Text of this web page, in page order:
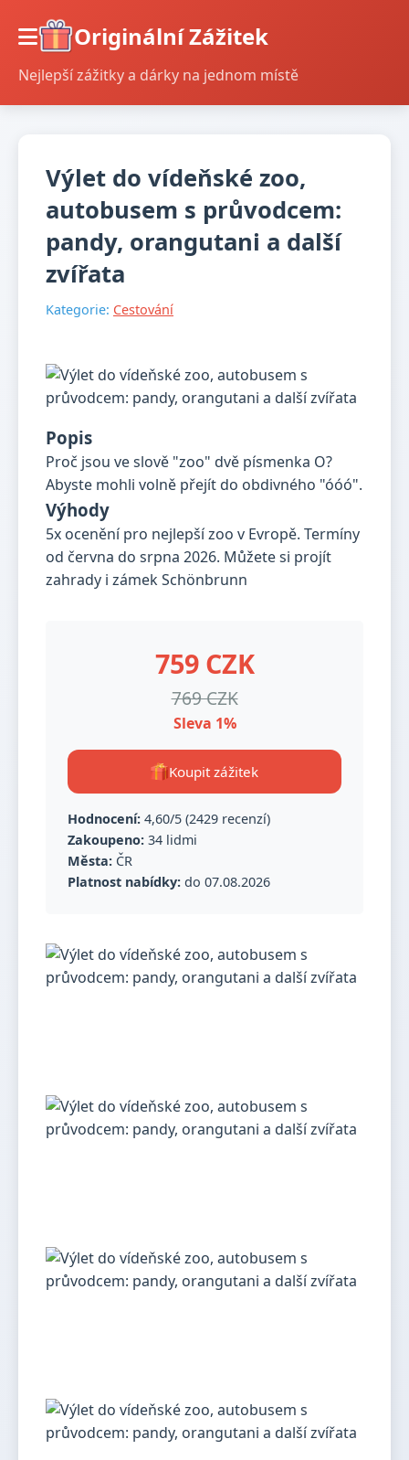
Originální Zážitek
Nejlepší zážitky a dárky na jednom místě
Výlet do vídeňské zoo,
autobusem s průvodcem:
pandy, orangutani a další
zvířata
Kategorie: Cestování
Popis
Proč jsou ve slově "zoo" dvě písmenka O?
Abyste mohli volně přejít do obdivného "óóó".
Výhody
5x ocenění pro nejlepší zoo v Evropě. Termíny
od června do srpna 2026. Můžete si projít
zahrady i zámek Schönbrunn
759 CZK
769 CZK
Sleva 1%
Koupit zážitek
Hodnocení: 4,60/5 (2429 recenzí)
Zakoupeno: 34 lidmi
Města: ČR
Platnost nabídky: do 07.08.2026